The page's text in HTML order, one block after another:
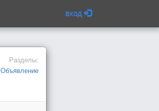
вход
Разделы: